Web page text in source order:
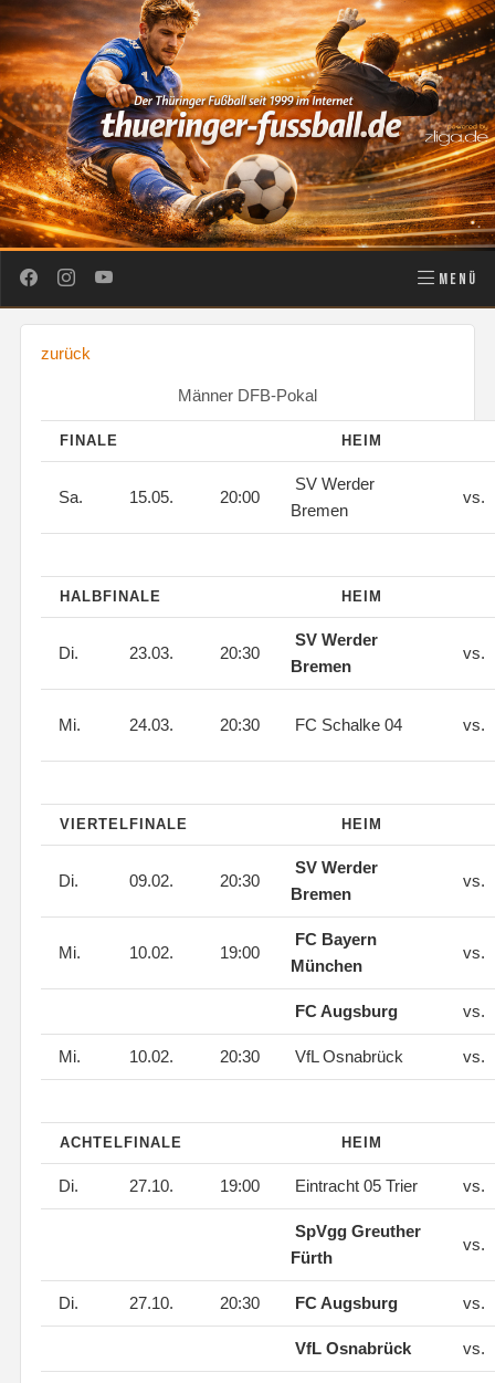
MENÜ
zurück
Männer DFB-Pokal
FINALE HEIM
Sa. 15.05. 20:00
SV Werder
Bremen
vs.
HALBFINALE HEIM
Di. 23.03. 20:30
SV Werder
Bremen
vs.
Mi. 24.03. 20:30 FC Schalke 04 vs.
VIERTELFINALE HEIM
Di. 09.02. 20:30
SV Werder
Bremen
vs.
Mi. 10.02. 19:00
FC Bayern
München
vs.
FC Augsburg vs.
Mi. 10.02. 20:30 VfL Osnabrück vs.
ACHTELFINALE HEIM
Di. 27.10. 19:00 Eintracht 05 Trier vs.
SpVgg Greuther
Fürth
vs.
Di. 27.10. 20:30 FC Augsburg vs.
VfL Osnabrück vs.